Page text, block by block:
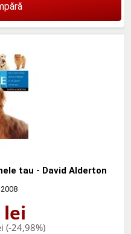
tau - David Alderton
lei
(-24,98%)